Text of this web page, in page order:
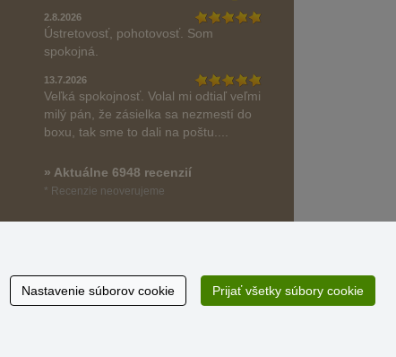
2.8.2026
Ústretovosť, pohotovosť. Som
spokojná.
13.7.2026
Veľká spokojnosť. Volal mi odtiaľ veľmi
milý pán, že zásielka sa nezmestí do
boxu, tak sme to dali na poštu....
» Aktuálne 6948 recenzií
* Recenzie neoverujeme
Nastavenie súborov cookie Prijať všetky súbory cookie